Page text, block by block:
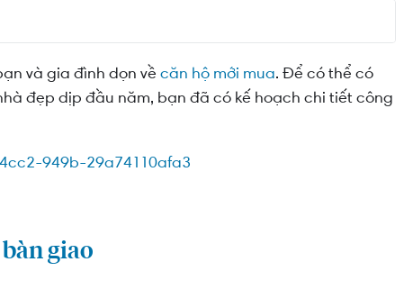
và gia đình dọn về căn hộ mới mua. Để có thể có
đẹp dịp đầu năm, bạn đã có kế hoạch chi tiết công
giao